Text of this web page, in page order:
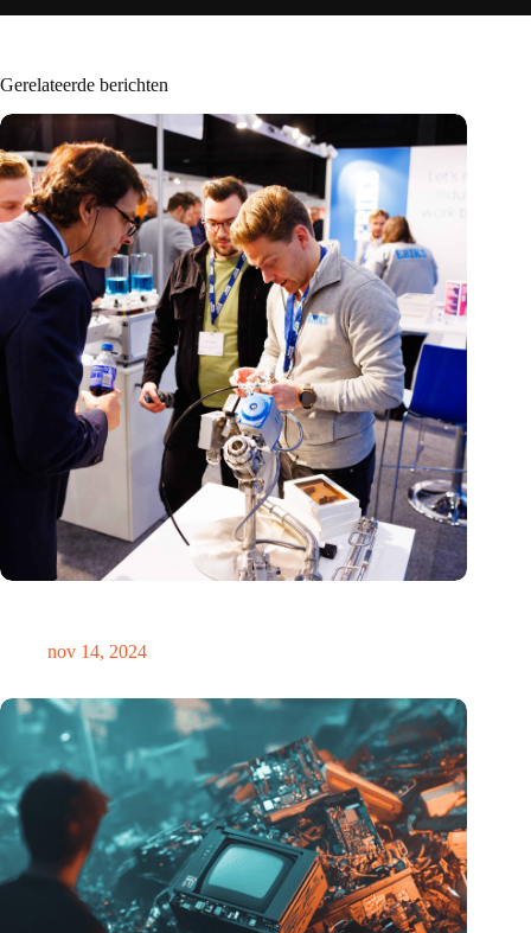
Gerelateerde berichten
nov 14, 2024